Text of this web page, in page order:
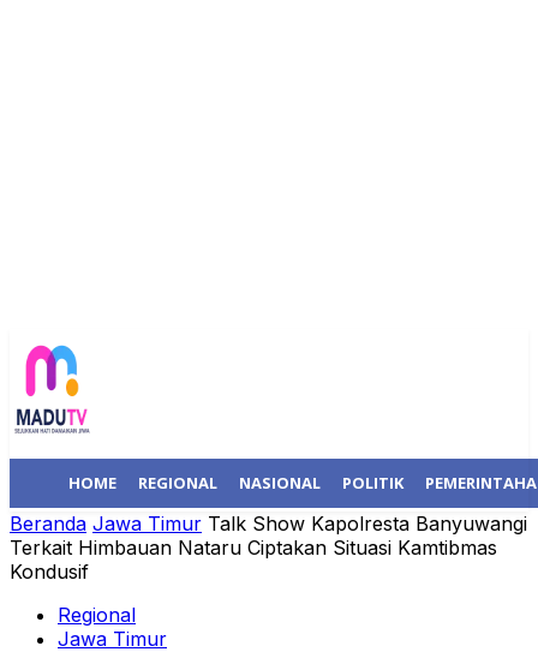
HOME REGIONAL NASIONAL POLITIK
Beranda Jawa Timur Talk Show Kapolresta Banyuwangi
Terkait Himbauan Nataru Ciptakan Situasi Kamtibmas
Kondusif
Regional
Jawa Timur